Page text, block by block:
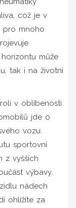
což je v
pro mnoho
může
tak i na životní
v oblíbenosti
jde o
vozu.
sportovní
z vyšších
výbavy.
nádech
ohlížíte za